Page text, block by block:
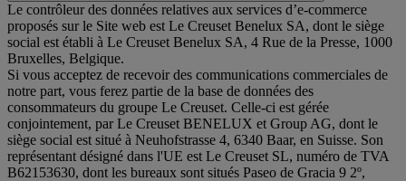
Le contrôleur des données relatives aux services d’e-commerce
proposés sur le Site web est Le Creuset Benelux SA, dont le siège
social est établi à Le Creuset Benelux SA, 4 Rue de la Presse, 1000
Bruxelles, Belgique.
Si vous acceptez de recevoir des communications commerciales de
notre part, vous ferez partie de la base de données des
consommateurs du groupe Le Creuset. Celle-ci est gérée
conjointement, par Le Creuset BENELUX et Group AG, dont le
siège social est situé à Neuhofstrasse 4, 6340 Baar, en Suisse. Son
représentant désigné dans l'UE est Le Creuset SL, numéro de TVA
B62153630, dont les bureaux sont situés Paseo de Gracia 9 2º,